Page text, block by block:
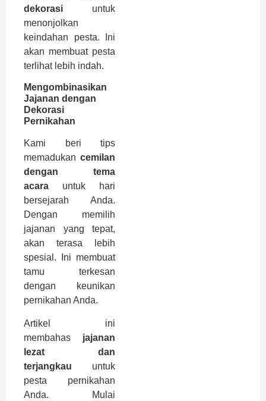
dekorasi untuk
menonjolkan
keindahan pesta. Ini
akan membuat pesta
terlihat lebih indah.
Mengombinasikan
Jajanan dengan
Dekorasi
Pernikahan
Kami beri tips
memadukan cemilan
dengan tema
acara untuk hari
bersejarah Anda.
Dengan memilih
jajanan yang tepat,
akan terasa lebih
spesial. Ini membuat
tamu terkesan
dengan keunikan
pernikahan Anda.
Artikel ini
membahas jajanan
lezat dan
terjangkau untuk
pesta pernikahan
Anda. Mulai